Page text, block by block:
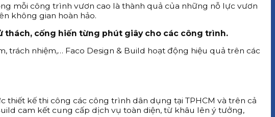
mỗi công trình vươn cao là thành quả của những nỗ lực vươn
không gian hoàn hảo.
thách, cống hiến từng phút giây cho các công trình.
trách nhiệm,… Faco Design & Build hoạt động hiệu quả trên các
kế thi công các công trình dân dụng tại TPHCM và trên cả
cam kết cung cấp dịch vụ toàn diện, từ khâu lên ý tưởng,